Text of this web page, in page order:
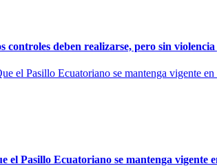
deben realizarse, pero sin
Pasillo Ecuatoriano se mantenga vigente